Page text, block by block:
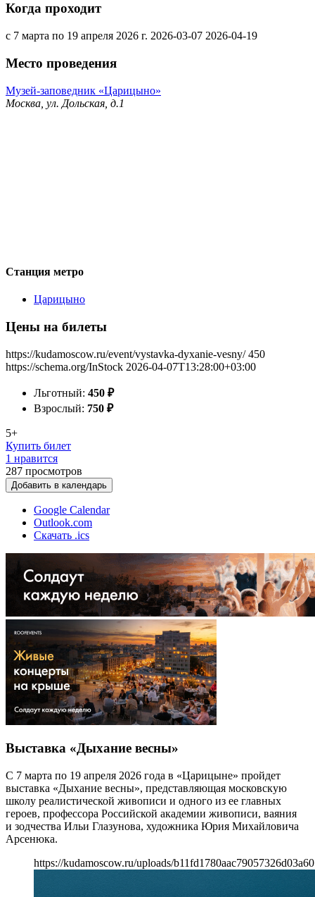
Когда проходит
с 7 марта по 19 апреля 2026 г. 2026-03-07 2026-04-19
Место проведения
Музей-заповедник «Царицыно»
Москва, ул. Дольская, д.1
Станция метро
Царицыно
Цены на билеты
https://kudamoscow.ru/event/vystavka-dyxanie-vesny/ 450
https://schema.org/InStock 2026-04-07T13:28:00+03:00
Льготный: 450 ₽
Взрослый: 750 ₽
5+
Купить билет
1 нравится
287 просмотров
Добавить в календарь
Google Calendar
Outlook.com
Скачать .ics
Выставка «Дыхание весны»
С 7 марта по 19 апреля 2026 года в «Царицыне» пройдет
выставка «Дыхание весны», представляющая московскую
школу реалистической живописи и одного из ее главных
героев, профессора Российской академии живописи, ваяния
и зодчества Ильи Глазунова, художника Юрия Михайловича
Арсенюка.
https://kudamoscow.ru/uploads/